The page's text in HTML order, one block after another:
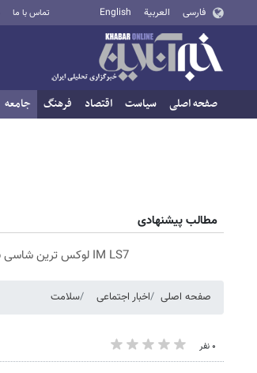
فارسی العربية English تماس با ما
صفحه اصلی سیاست اقتصاد فرهنگ جامعه
مطالب پیشنهادی
IM LS7 لوکس ترین شاسی بلند برقی ایران
صفحه اصلی اخبار اجتماعی سلامت
۰ نفر